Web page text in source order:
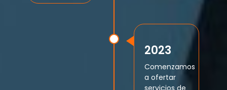
2023
Comenzamos
a ofertar
servicios de